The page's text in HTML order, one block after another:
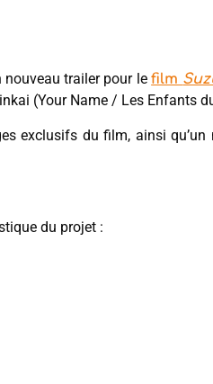
nouveau trailer pour lefilm
(Your Name / Les Enfants
exclusifs du film, ainsi
du projet :